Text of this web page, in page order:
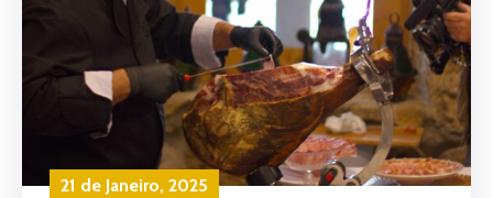
21 de Janeiro, 2025